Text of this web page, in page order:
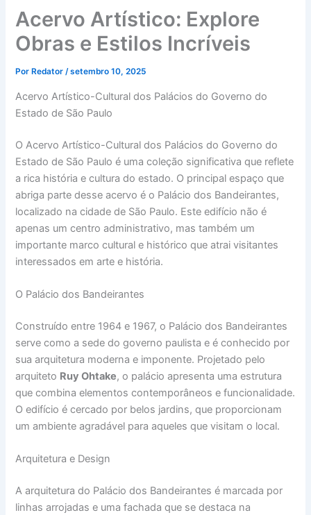
Acervo Artístico: Explore
Obras e Estilos Incríveis
Por Redator/setembro 10, 2025
Acervo Artístico-Cultural dos Palácios do Governo do
Estado de São Paulo
O Acervo Artístico-Cultural dos Palácios do Governo do
Estado de São Paulo é uma coleção significativa que reflete
a rica história e cultura do estado. O principal espaço que
abriga parte desse acervo é o Palácio dos Bandeirantes,
localizado na cidade de São Paulo. Este edifício não é
apenas um centro administrativo, mas também um
importante marco cultural e histórico que atrai visitantes
interessados em arte e história.
O Palácio dos Bandeirantes
Construído entre 1964 e 1967, o Palácio dos Bandeirantes
serve como a sede do governo paulista e é conhecido por
sua arquitetura moderna e imponente. Projetado pelo
arquiteto Ruy Ohtake, o palácio apresenta uma estrutura
que combina elementos contemporâneos e funcionalidade.
O edifício é cercado por belos jardins, que proporcionam
um ambiente agradável para aqueles que visitam o local.
Arquitetura e Design
A arquitetura do Palácio dos Bandeirantes é marcada por
linhas arrojadas e uma fachada que se destaca na